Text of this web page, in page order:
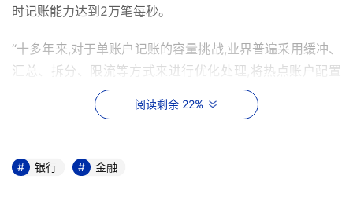
时记账能力达到2万笔每秒。
“十多年来,对于单账户记账的容量挑战,业界普遍采用缓冲、
汇总、拆分、限流等方式来进行优化处理,将热点账户配置
成非实时记账,但其实是不得已而为之的一个妥协,会带来新
的问题,并不完美。”蚂蚁金融核心资深技术专家李玄表示,
和计算存储层融合优化的方式,释放了硬件资源的极限,大幅
度提升了单账户的实时记账吞吐量,从根本上解决了这个业
阅读剩余 22%
银行 金融